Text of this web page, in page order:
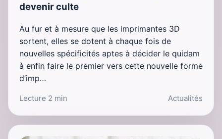
devenir culte
Au fur et à mesure que les imprimantes 3D
sortent, elles se dotent à chaque fois de
nouvelles spécificités aptes à décider le quidam
à enfin faire le premier vers cette nouvelle forme
d’imp…
Lecture 2 min Actualités